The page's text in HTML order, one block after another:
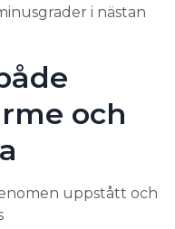
i nästan
och
uppstått och